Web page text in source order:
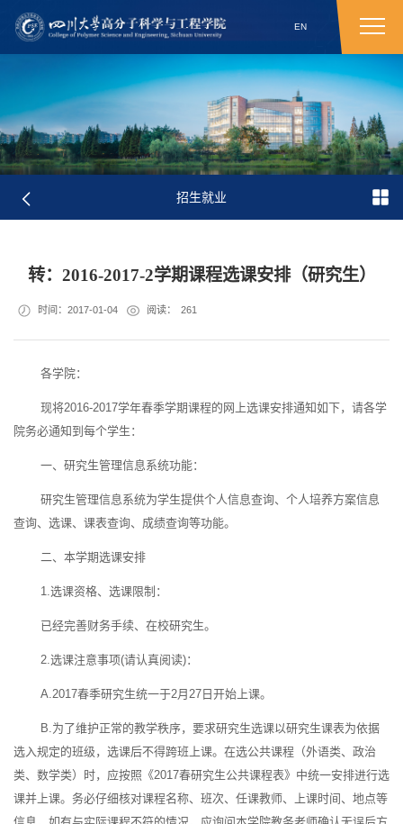
EN
招生就业
转：2016-2017-2学期课程选课安排（研究生）
时间：2017-01-04 阅读： 261
各学院：
现将2016-2017学年春季学期课程的网上选课安排通知如下，请各学
院务必通知到每个学生：
一、研究生管理信息系统功能：
研究生管理信息系统为学生提供个人信息查询、个人培养方案信息
查询、选课、课表查询、成绩查询等功能。
二、本学期选课安排
1.选课资格、选课限制：
已经完善财务手续、在校研究生。
2.选课注意事项(请认真阅读)：
A.2017春季研究生统一于2月27日开始上课。
B.为了维护正常的教学秩序，要求研究生选课以研究生课表为依据
选入规定的班级，选课后不得跨班上课。在选公共课程（外语类、政治
类、数学类）时，应按照《2017春研究生公共课程表》中统一安排进行选
课并上课。务必仔细核对课程名称、班次、任课教师、上课时间、地点等